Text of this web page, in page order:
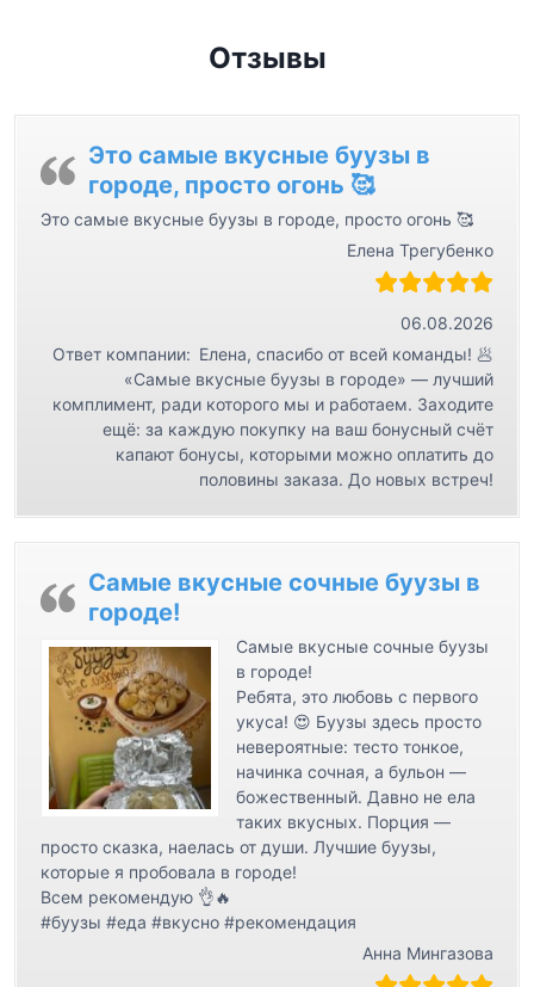
а
Отзывы
Это самые вкусные буузы в
городе, просто огонь 🥰
Это самые вкусные буузы в городе, просто огонь 🥰
Елена Трегубенко
06.08.2026
Ответ компании: Елена, спасибо от всей команды! 🥟
«Самые вкусные буузы в городе» — лучший
комплимент, ради которого мы и работаем. Заходите
ещё: за каждую покупку на ваш бонусный счёт
капают бонусы, которыми можно оплатить до
половины заказа. До новых встреч!
Самые вкусные сочные буузы в
городе!
Самые вкусные сочные буузы
в городе!
Ребята, это любовь с первого
укуса! 😍 Буузы здесь просто
невероятные: тесто тонкое,
начинка сочная, а бульон —
божественный. Давно не ела
таких вкусных. Порция —
просто сказка, наелась от души. Лучшие буузы,
которые я пробовала в городе!
Всем рекомендую 👌🔥
#буузы #еда #вкусно #рекомендация
Анна Мингазова